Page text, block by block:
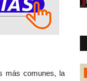
comunes, la